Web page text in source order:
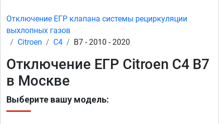
Отключение ЕГР клапана системы рециркуляции
выхлопных газов
Citroen
C4 B7 - 2010 - 2020
Отключение ЕГР Citroen C4 B7
в Москве
Выберите вашу модель: